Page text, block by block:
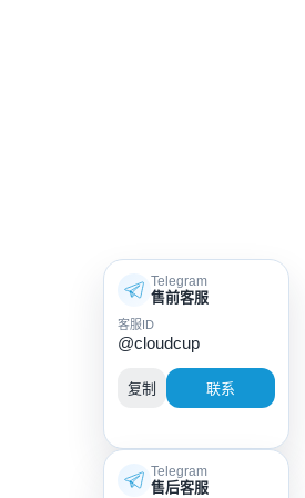
Telegram
售前客服
客服ID
@cloudcup
复制 联系
Telegram
售后客服